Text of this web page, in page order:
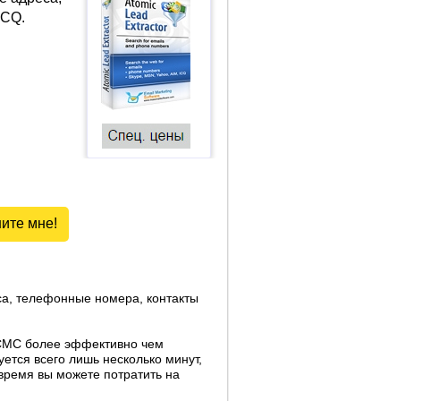
мне!
телефонные номера, контакты
более эффективно чем
всего лишь несколько минут,
вы можете потратить на